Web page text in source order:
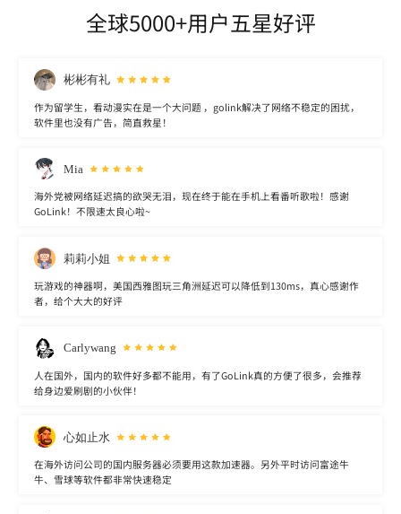
全球5000+用户五星好评
彬彬有礼
作为留学生，看动漫实在是一个大问题 ，golink解决了网络不稳定的困扰，
软件里也没有广告，简直救星！
Mia
海外党被网络延迟搞的欲哭无泪，现在终于能在手机上看番听歌啦！感谢
GoLink！不限速太良心啦~
莉莉小姐
玩游戏的神器啊，美国西雅图玩三角洲延迟可以降低到130ms，真心感谢作
者，给个大大的好评
Carlywang
人在国外，国内的软件好多都不能用，有了GoLink真的方便了很多，会推荐
给身边爱刷剧的小伙伴！
心如止水
在海外访问公司的国内服务器必须要用这款加速器。另外平时访问富途牛
牛、雪球等软件都非常快速稳定